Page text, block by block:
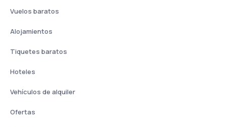
Vuelos baratos
Alojamientos
Tiquetes baratos
Hoteles
Vehículos de alquiler
Ofertas